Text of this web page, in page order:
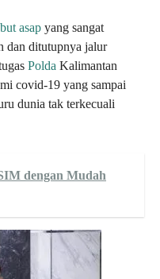
asap yang sangat
dan ditutupnya jalur
Polda Kalimantan
covid-19 yang sampai
dunia tak terkecuali
dengan Mudah